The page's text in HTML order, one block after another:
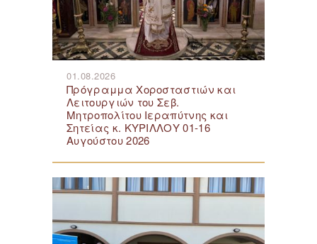
01.08.2026
Πρόγραμμα Χοροσταστιών και
Λειτουργιών του Σεβ.
Μητροπολίτου Ιεραπύτνης και
Σητείας κ. ΚΥΡΙΛΛΟΥ 01-16
Αυγούστου 2026